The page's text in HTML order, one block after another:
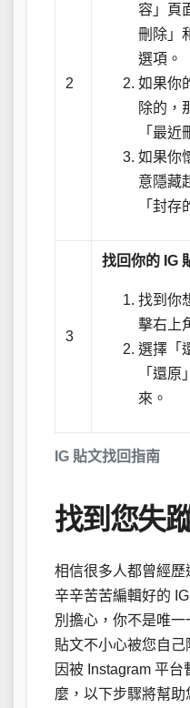
IG 貼文找回指南
2
容」頁
刪除」
選項。
如果你
除的，
「最近
如果你
意隱藏
「封存
3
找回你的 IG
找到你
擊右上
選擇「
「還
來。
找到您失
相信很多人都曾經歷
辛辛苦苦編輯好的
別擔心，你不是唯
貼文不小心被您自
因被 Instagram 平
麼，以下步驟將幫